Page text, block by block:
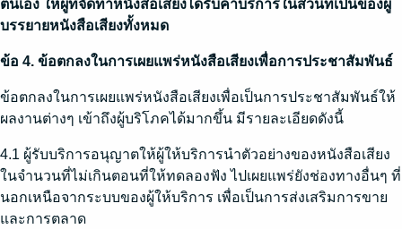
ตนเอง ให้ผู้ที่จัดทำหนังสือเสียงได้รับค่าบริการในส่วนที่เป็นของผู้
บรรยายหนังสือเสียงทั้งหมด
ข้อ 4. ข้อตกลงในการเผยแพร่หนังสือเสียงเพื่อการประชาสัมพันธ์
ข้อตกลงในการเผยแพร่หนังสือเสียงเพื่อเป็นการประชาสัมพันธ์ให้
ผลงานต่างๆ เข้าถึงผู้บริโภคได้มากขึ้น มีรายละเอียดดังนี้
4.1 ผู้รับบริการอนุญาตให้ผู้ให้บริการนำตัวอย่างของหนังสือเสียง
ในจำนวนที่ไม่เกินตอนที่ให้ทดลองฟัง ไปเผยแพร่ยังช่องทางอื่นๆ ที่
นอกเหนือจากระบบของผู้ให้บริการ เพื่อเป็นการส่งเสริมการขาย
และการตลาด